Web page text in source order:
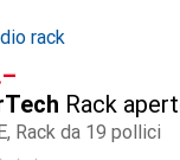
rack
Rack
Rack da 19 pollici